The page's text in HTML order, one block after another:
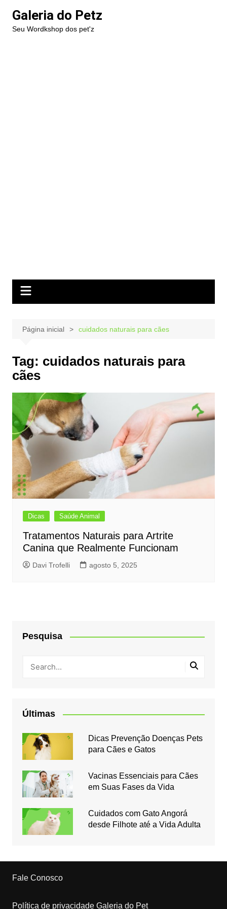
paraGaleria do Petz
Seu Wordkshop dos pet'z
Página inicial cuidados naturais para cães
Tag: cuidados naturais para
cães
Dicas Saúde Animal
Tratamentos Naturais para Artrite
Canina que Realmente Funcionam
Davi Trofelli agosto 5, 2025
Pesquisa
Últimas
Dicas Prevenção Doenças Pets
para Cães e Gatos
Vacinas Essenciais para Cães
em Suas Fases da Vida
Cuidados com Gato Angorá
desde Filhote até a Vida Adulta
Fale Conosco
Política de privacidade Galeria do Pet